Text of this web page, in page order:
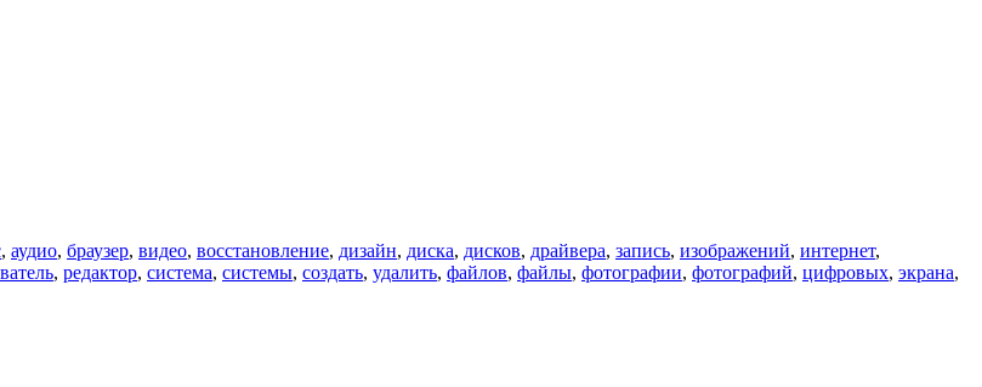
, аудио, браузер, видео, восстановление, дизайн, диска, дисков, драйвера, запись, изображений, интернет,
, редактор, система, системы, создать, удалить, файлов, файлы, фотографии, фотографий, цифровых, экрана,